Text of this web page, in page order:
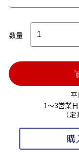
数量
1～3営業
（
購